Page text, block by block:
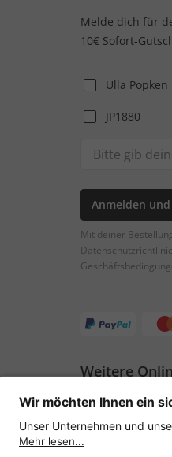
Melde dich für
10€ Sofort-
Ulla Popken
JP1880
Anmelden und
Mit deiner
Weitere